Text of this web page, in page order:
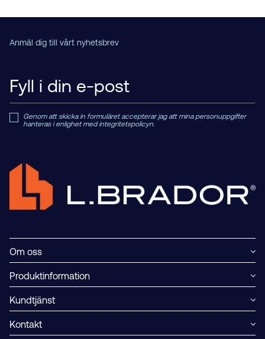
Anmäl dig till vårt nyhetsbrev
Genom att skicka in formuläret accepterar jag att mina personuppgifter
hanteras i enlighet med integritetspolicyn.
Om oss
Produktinformation
Kundtjänst
Kontakt